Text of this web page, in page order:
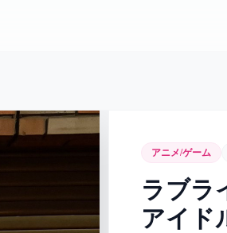
アニメ/ゲーム
ラブラ
アイド